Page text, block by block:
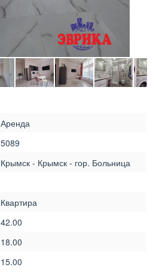
Аренда
5089
Крымск - Крымск - гор. Больница
Квартира
42.00
18.00
15.00